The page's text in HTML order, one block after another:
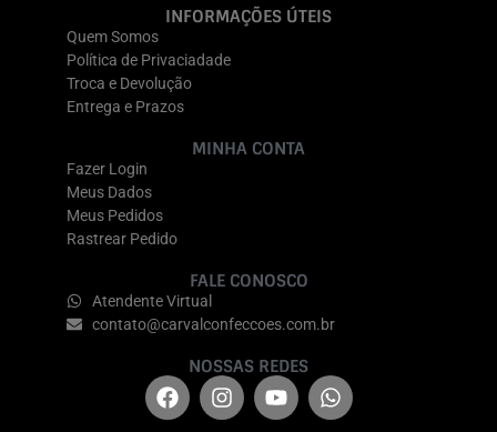
INFORMAÇÕES ÚTEIS
Quem Somos
Política de Privaciadade
Troca e Devolução
Entrega e Prazos
MINHA CONTA
Fazer Login
Meus Dados
Meus Pedidos
Rastrear Pedido
FALE CONOSCO
Atendente Virtual
contato@carvalconfeccoes.com.br
NOSSAS REDES